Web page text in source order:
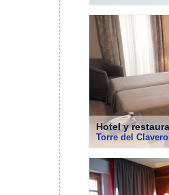
Hotel y
Torre del Clavero